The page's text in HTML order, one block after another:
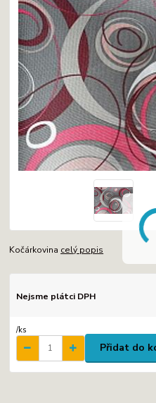
Kočárkovina celý popis
Nejsme plátci DPH
/ks
Přidat do